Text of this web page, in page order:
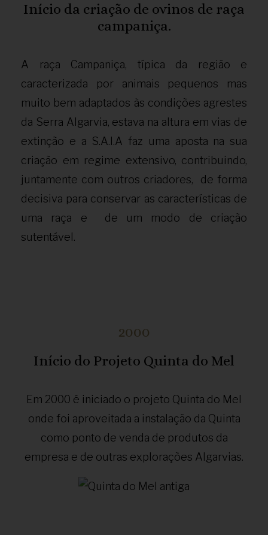
Início da criação de ovinos de raça
campaniça.
A raça Campaniça, típica da região e
caracterizada por animais pequenos mas
muito bem adaptados às condições agrestes
da Serra Algarvia, estava na altura em vias de
extinção e a S.A.I.A faz uma aposta na sua
criação em regime extensivo, contribuindo,
juntamente com outros criadores, de forma
decisiva para conservar as características de
uma raça e de um modo de criação
sutentável.
2000
Início do Projeto Quinta do Mel
Em 2000 é iniciado o projeto Quinta do Mel
onde foi aproveitada a instalação da Quinta
como ponto de venda de produtos da
empresa e de outras explorações Algarvias.